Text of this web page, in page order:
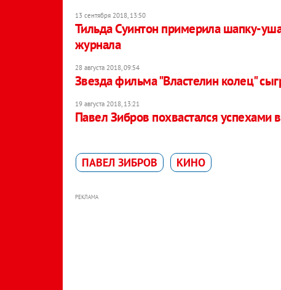
13 сентября 2018, 13:50
Тильда Суинтон примерила шапку-
журнала
28 августа 2018, 09:54
Звезда фильма "Властелин колец"
19 августа 2018, 13:21
Павел Зибров похвастался успехами
ПАВЕЛ ЗИБРОВ КИНО
РЕКЛАМА